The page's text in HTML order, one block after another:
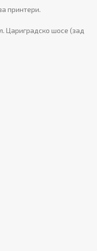
принтери.
Цариградско шосе (зад